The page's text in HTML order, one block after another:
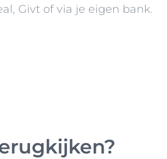
Givt of via je eigen bank.